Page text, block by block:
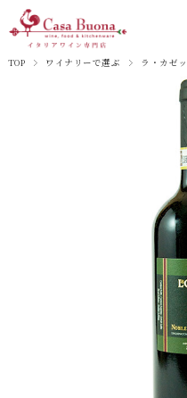
TOP ワイナリーで選ぶ ラ・カゼ